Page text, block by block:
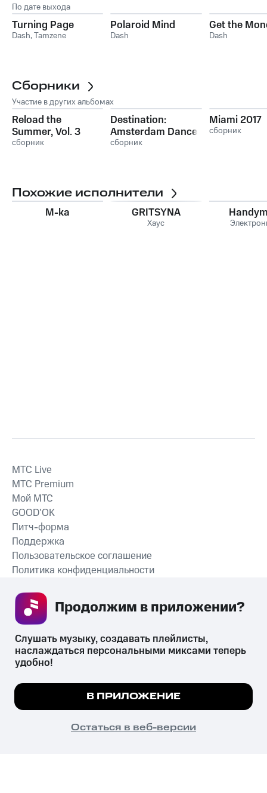
По дате выхода
Turning Page
Dash,Tamzene
Polaroid Mind
Dash
Get the
Dash
Сборники
Участие в других альбомах
Reload the
Summer, Vol. 3
сборник
Destination:
Amsterdam Dance
Event 2017
сборник
Miami 2017
сборник
Похожие исполнители
M-ka GRITSYNA
Хаус
СКАЧАТЬ ПРИЛОЖЕНИЕ
MTС Live
MTС Premium
Мой МТС
GOOD’OK
Питч-форма
Поддержка
Пользовательское соглашение
Политика конфиденциальности
психотропных веществ, их аналогов причиняет вред здоровью,
их незаконный оборот запрещён и влечёт установленную
законодательством ответственность.
© 2026 ООО «КИОН».
Все права защищены
Мы используем куки, чтобы на сайте все
Подробнее
ПОНЯТНО
Слушать музыку, создавать плейлисты,
наслаждаться персональными миксами теперь
удобно!
В ПРИЛОЖЕНИЕ
Остаться в веб-версии